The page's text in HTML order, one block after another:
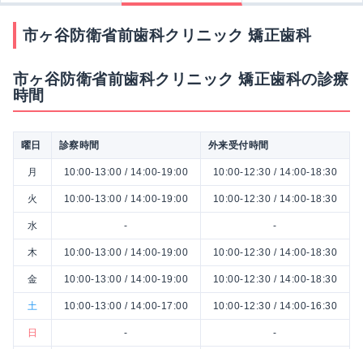
市ヶ谷防衛省前歯科クリニック 矯正歯科
市ヶ谷防衛省前歯科クリニック 矯正歯科の診療
時間
曜日 診察時間 外来受付時間
月 10:00-13:00 / 14:00-19:00 10:00-12:30 / 14:00-18:30
火 10:00-13:00 / 14:00-19:00 10:00-12:30 / 14:00-18:30
水 - -
木 10:00-13:00 / 14:00-19:00 10:00-12:30 / 14:00-18:30
金 10:00-13:00 / 14:00-19:00 10:00-12:30 / 14:00-18:30
土 10:00-13:00 / 14:00-17:00 10:00-12:30 / 14:00-16:30
日 - -